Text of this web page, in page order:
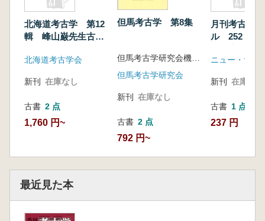
北海道考古学 第12
輯 峰山巌先生古稀
北海道考古学会
新刊 在庫なし
古書 2 点
1,760 円~
但馬考古学 第8集
但馬考古学研究会
新刊 在庫なし
古書 2 点
792 円~
月刊考古学
ル 252 特
ニュー・サイ
新刊 在庫なし
古書 1 点
237 円
最近見た本